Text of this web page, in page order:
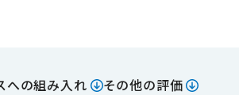
への組み入れ その他の評価